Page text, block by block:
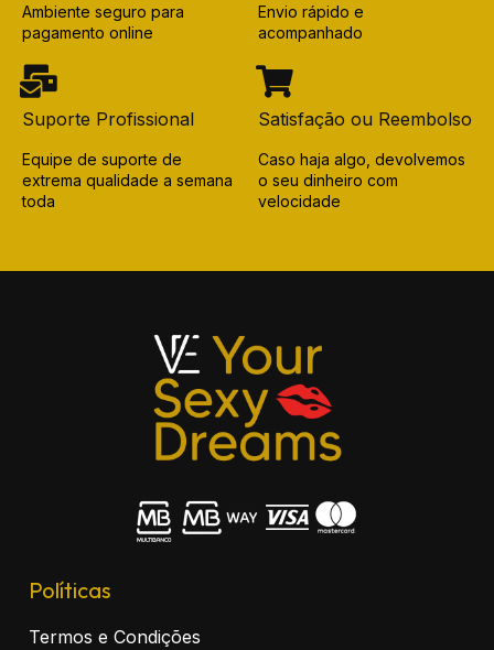
Ambiente seguro para
pagamento online
Envio rápido e
acompanhado
Suporte Profissional
Equipe de suporte de
extrema qualidade a semana
toda
Satisfação ou Reembolso
Caso haja algo, devolvemos
o seu dinheiro com
velocidade
Políticas
Termos e Condições